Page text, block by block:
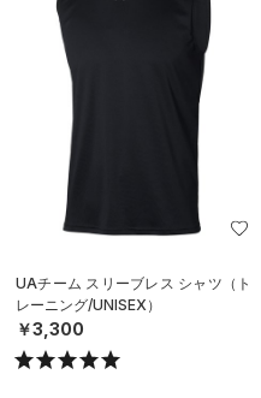
UAチーム スリーブレス シャツ（ト
レーニング/UNISEX）
￥3,300